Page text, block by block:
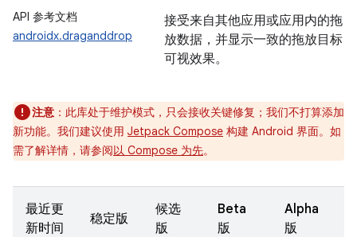
API 参考文档
androidx.draganddrop
接受来自其他应用或应用内的拖
放数据，并显示一致的拖放目标
可视效果。
注意 ：此库处于维护模式，只会接收关键修复；我们不打算添加
新功能。我们建议使用 Jetpack Compose 构建 Android 界面。如
需了解详情，请参阅以 Compose 为先。
最近更
新时间
稳定版
候选
版
Beta
版
Alpha
版